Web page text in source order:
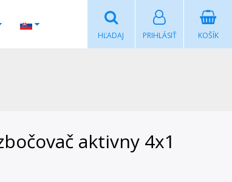
KOŠÍK
PRIHLÁSIŤ
HĽADAJ
aktivny 4x1